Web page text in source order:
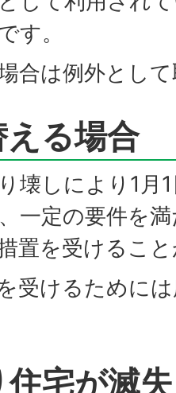
す。
合は例外とし
る場合
壊しにより1月
一定の要件を
置を受けるこ
受けるために
宅が滅